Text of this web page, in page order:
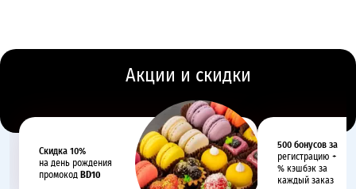
Акции и скидки
Cкидка 10%
на день рождения
промокод BD10
500 бонусов за
регистрацию +
% кэшбэк за
каждый заказ